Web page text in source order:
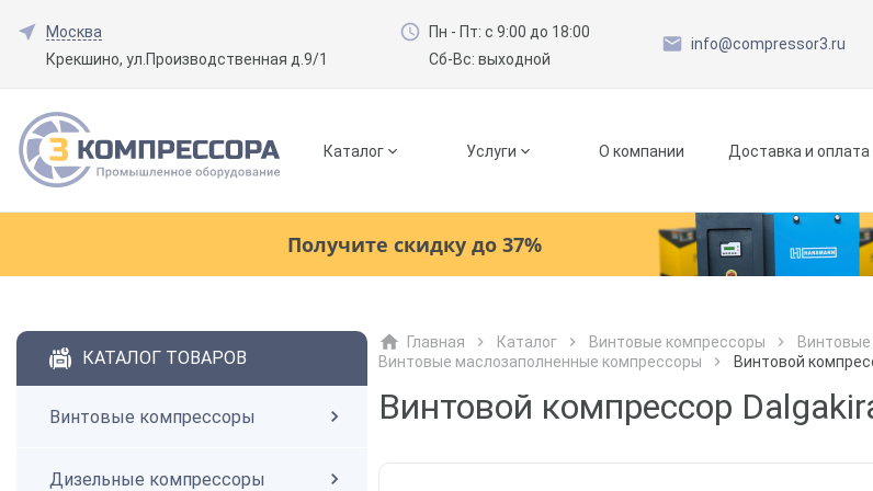
Москва
Крекшино, ул.Производственная д.9/1
Пн - Пт: с 9:00 до 18:00
Сб-Вс: выходной
info@compressor3.ru
Каталог
Рефрижераторные осушители
Адсорбционные осушители
Услуги О компании Доставка и оплата
Получите скидку до 37%
Смотреть все товары(0)
КАТАЛОГ ТОВАРОВ
Винтовые компрессоры
Дизельные компрессоры
Главная Каталог Винтовые компрессоры
Винтовые маслозаполненные компрессоры
Винтовой
Винтовой компрессор
Как к Вам обращаться?
Телефон
Как к Вам обращаться?
Телефон
Город доставки
Как к Вам обращаться?
Как к Вам обращаться?